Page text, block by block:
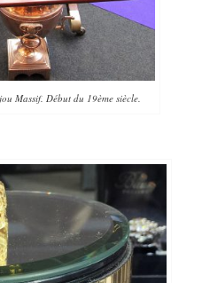
Massif. Début du 19ème siècle.